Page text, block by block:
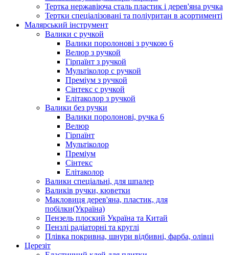
Тертка нержавіюча сталь пластик і дерев'яна ручка
Тертки спеціалізовані та поліуритан в асортименті
Малярський інструмент
Валики с ручкой
Валики поролонові з ручкою 6
Велюр з ручкой
Гірпаїнт з ручкой
Мультіколор с ручкой
Преміум з ручкой
Сінтекс с ручкой
Елітаколор з ручкой
Валики без ручки
Валики поролонові, ручка 6
Велюр
Гірпаїнт
Мультіколор
Преміум
Сінтекс
Елітаколор
Валики спеціальні, для шпалер
Валиків ручки, кюветки
Макловиця дерев'яна, пластик, для
побілки(Україна)
Пензель плоский Україна та Китай
Пензлі радіаторні та круглі
Плівка покривна, шнури відбивні, фарба, олівці
Церезіт